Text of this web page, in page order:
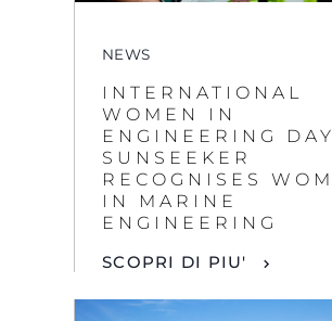
NEWS
INTERNATIONAL
WOMEN IN
ENGINEERING
SUNSEEKER
RECOGNISES
IN MARINE
ENGINEERING
SCOPRI DI PIU'